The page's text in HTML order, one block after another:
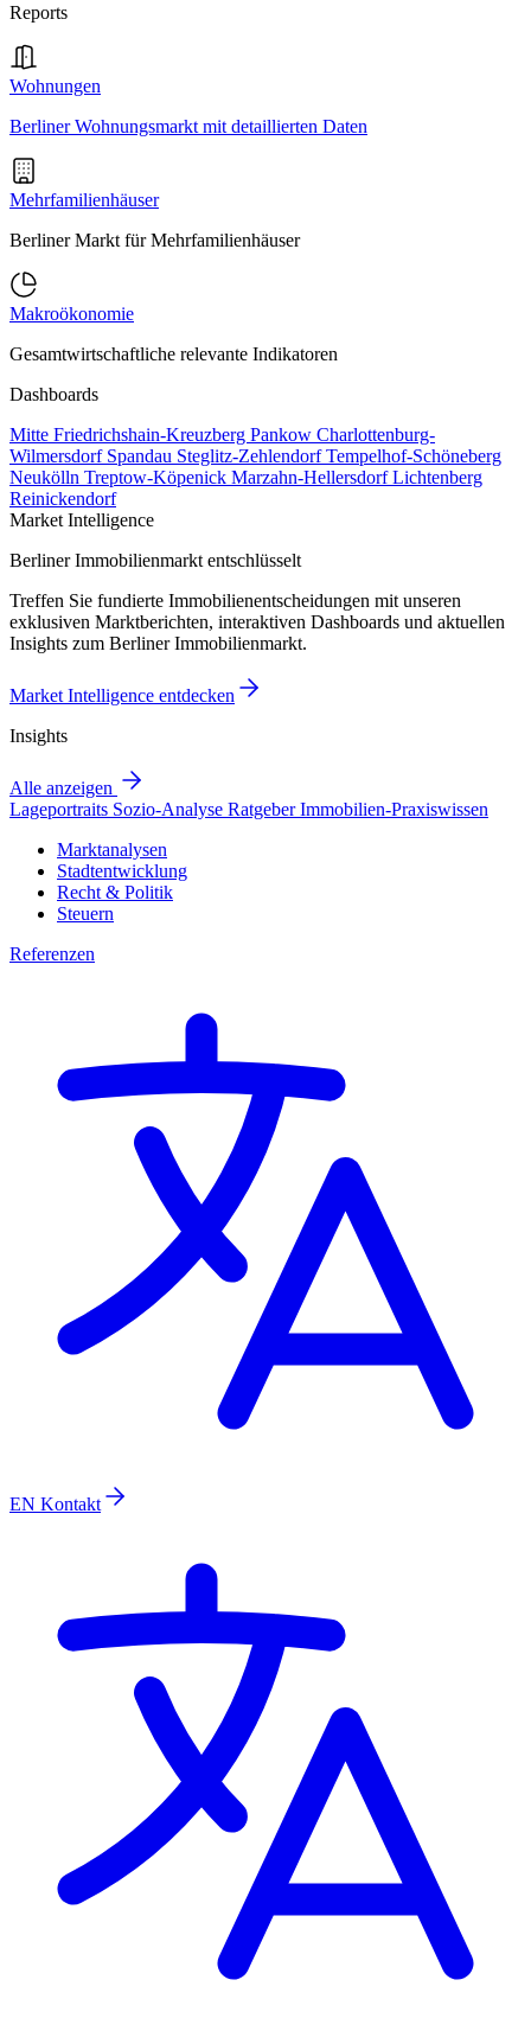
Reports
Wohnungen
Berliner Wohnungsmarkt mit detaillierten Daten
Mehrfamilienhäuser
Berliner Markt für Mehrfamilienhäuser
Makroökonomie
Gesamtwirtschaftliche relevante Indikatoren
Dashboards
Mitte Friedrichshain-Kreuzberg Pankow Charlottenburg-
Wilmersdorf Spandau Steglitz-ZehlendorfTempelhof-Schöneberg
Neukölln Treptow-Köpenick Marzahn-HellersdorfLichtenberg
Reinickendorf
Market Intelligence
Berliner Immobilienmarkt entschlüsselt
Treffen Sie fundierte Immobilienentscheidungen mit unseren
exklusiven Marktberichten, interaktiven Dashboards und aktuellen
Insights zum Berliner Immobilienmarkt.
Market Intelligence entdecken
Insights
Alle anzeigen
Lageportraits Sozio-Analyse RatgeberImmobilien-Praxiswissen
Marktanalysen
Stadtentwicklung
Recht & Politik
Steuern
Referenzen
EN Kontakt